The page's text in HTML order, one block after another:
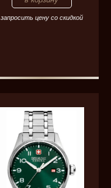
запросить цену со скидкой